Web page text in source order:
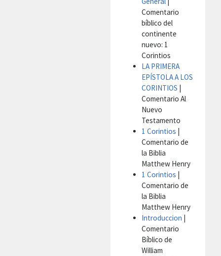
Comentario
bíblico del
continente
nuevo: 1
Corintios
LA PRIMERA
EPÍSTOLA A LOS
CORINTIOS
Comentario Al
Nuevo
Testamento
1 Corintios
Comentario de
la Biblia
Matthew Henry
1 Corintios
Comentario de
la Biblia
Matthew Henry
Introduccion
Comentario
Bíblico de
William